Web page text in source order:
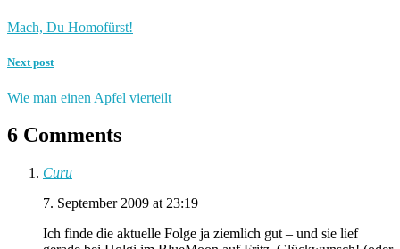
Mach, Du Homofürst!
Next post
Wie man einen Apfel vierteilt
6 Comments
Curu
7. September 2009 at 23:19
Ich finde die aktuelle Folge ja ziemlich gut – und sie lief